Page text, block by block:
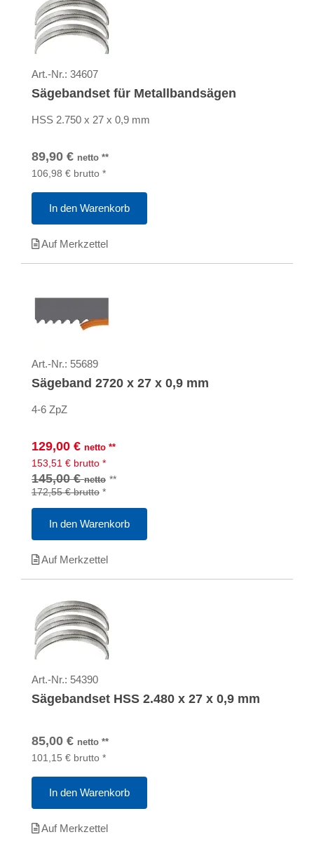
Art.-Nr.: 34607
Sägebandset für Metallbandsägen
HSS 2.750 x 27 x 0,9 mm
89,90 € netto **
106,98 € brutto *
In den Warenkorb
Auf Merkzettel
Art.-Nr.: 55689
Sägeband 2720 x 27 x 0,9 mm
4-6 ZpZ
129,00 € netto **
153,51 € brutto *
145,00 €netto **
172,55 €brutto *
In den Warenkorb
Auf Merkzettel
Art.-Nr.: 54390
Sägebandset HSS 2.480 x 27 x 0,9 mm
85,00 € netto **
101,15 € brutto *
In den Warenkorb
Auf Merkzettel